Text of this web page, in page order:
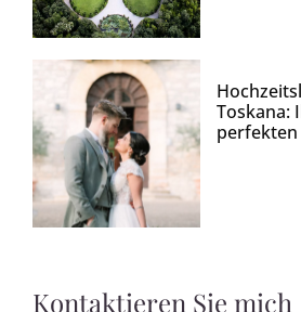
Toskana:
Kontaktieren Sie mich